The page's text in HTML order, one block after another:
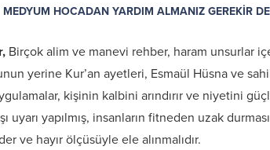
HOCADAN YARDIM ALMANIZ GEREKİR
Birçok alim ve manevi rehber, haram unsurlar
yerine Kur’an ayetleri, Esmaül Hüsna ve
kişinin kalbini arındırır ve niyetini
uyarı yapılmış, insanların fitneden uzak
ve hayır ölçüsüyle ele alınmalıdır.